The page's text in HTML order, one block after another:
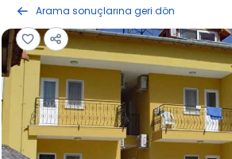
Arama sonuçlarına geri dön